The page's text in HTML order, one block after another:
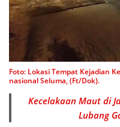
Foto: Lokasi Tempat Kejadian
nasional Seluma, (Ft/Dok).
Kecelakaan Maut di
Lubang